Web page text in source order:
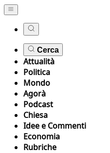
Cerca
Attualità
Politica
Mondo
Agorà
Podcast
Chiesa
Idee e Commenti
Economia
Rubriche